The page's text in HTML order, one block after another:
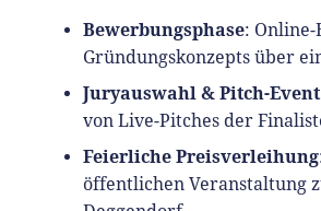
Bewerbungsphase: Online-
Gründungskonzepts über
Juryauswahl & Pitch-Event
von Live-Pitches der
Feierliche Preisverleihung
öffentlichen Veranstaltung